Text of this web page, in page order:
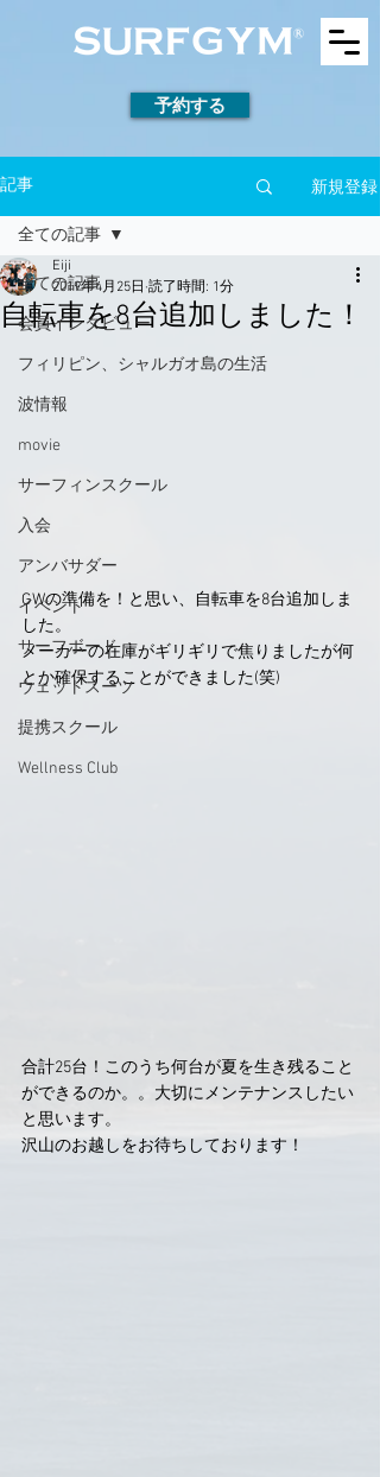
予約する
記事 新規登録
全ての記事
会員インタビュー
フィリピン、シャルガオ島の生活
波情報
movie
サーフィンスクール
入会
アンバサダー
イベント
サーフボード
ウェットスーツ
提携スクール
Wellness Club
全ての記事
自転車を8台追加しました！
Eiji
2019年4月25日 読了時間: 1分
GWの準備を！と思い、自転車を8台追加しま
した。
メーカーの在庫がギリギリで焦りましたが何
とか確保することができました(笑)
合計25台！このうち何台が夏を生き残ること
ができるのか。。大切にメンテナンスしたい
と思います。
沢山のお越しをお待ちしております！